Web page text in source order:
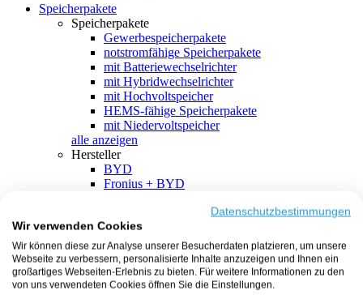
Speicherpakete
Speicherpakete
Gewerbespeicherpakete
notstromfähige Speicherpakete
mit Batteriewechselrichter
mit Hybridwechselrichter
mit Hochvoltspeicher
HEMS-fähige Speicherpakete
mit Niedervoltspeicher
alle anzeigen
Hersteller
BYD
Fronius + BYD
SMA + BYD
EcoFlow
EcoFlow + EcoFlow
FENECON
FENECON + FENECON
Datenschutzbestimmungen
Wir verwenden Cookies
Wir können diese zur Analyse unserer Besucherdaten platzieren, um unsere
Webseite zu verbessern, personalisierte Inhalte anzuzeigen und Ihnen ein
großartiges Webseiten-Erlebnis zu bieten. Für weitere Informationen zu den
von uns verwendeten Cookies öffnen Sie die Einstellungen.